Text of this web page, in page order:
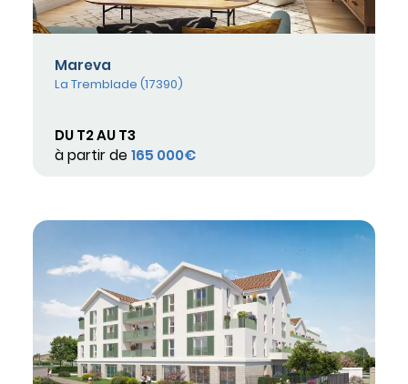
Mareva
La Tremblade (17390)
DU T2 AU T3
à partir de 165 000€